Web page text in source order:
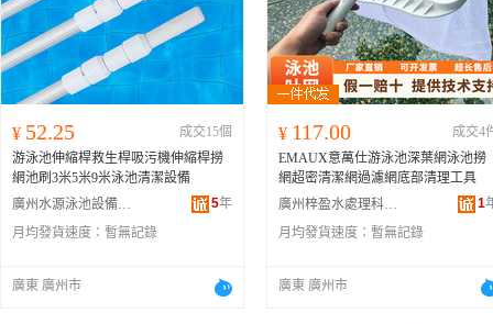
¥ 52.25
成交15個
游泳池伸縮桿救生桿吸污機伸縮桿撈
網池刷3米5米9米泳池清潔設備
廣州水源泳池設備有限公司
5年
月均發貨速度： 暫無記錄
廣東 廣州市
¥ 117.00
成交4
EMAUX意萬仕游泳池深葉網泳池撈
網超密清潔網過濾網底部清理工具
廣州梓盈水處理科技有限公司
1
月均發貨速度： 暫無記錄
廣東 廣州市